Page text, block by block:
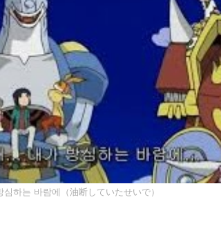
심하는 바람에（油断していたせいで）